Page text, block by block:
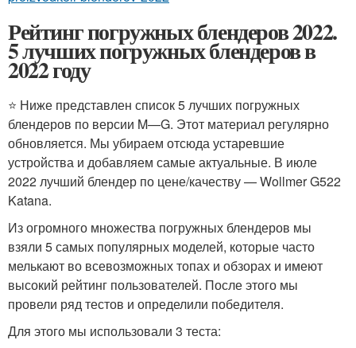
Рейтинг погружных блендеров 2022.
5 лучших погружных блендеров в
2022 году
⭐ Ниже представлен список 5 лучших погружных
блендеров по версии M—G. Этот материал регулярно
обновляется. Мы убираем отсюда устаревшие
устройства и добавляем самые актуальные. В июле
2022 лучший блендер по цене/качеству — Wollmer G522
Katana.
Из огромного множества погружных блендеров мы
взяли 5 самых популярных моделей, которые часто
мелькают во всевозможных топах и обзорах и имеют
высокий рейтинг пользователей. После этого мы
провели ряд тестов и определили победителя.
Для этого мы использовали 3 теста: